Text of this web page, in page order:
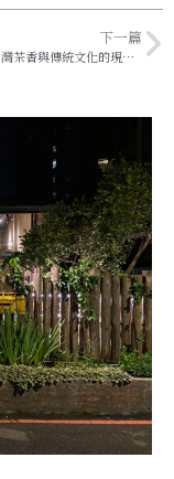
下一篇
沐荼寺——台灣茶香與傳統文化的現代傳承